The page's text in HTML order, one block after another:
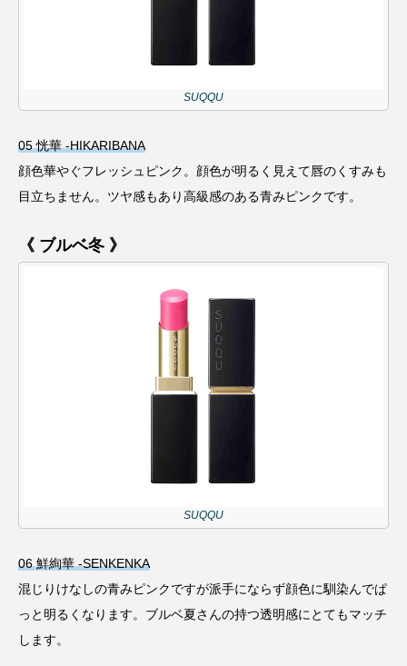
SUQQU
05 恍華 -HIKARIBANA
顔色華やぐフレッシュピンク。顔色が明るく見えて唇のくすみも
目立ちません。ツヤ感もあり高級感のある青みピンクです。
《 ブルベ冬 》
SUQQU
06 鮮絢華 -SENKENKA
混じりけなしの青みピンクですが派手にならず顔色に馴染んでぱ
っと明るくなります。ブルベ夏さんの持つ透明感にとてもマッチ
します。